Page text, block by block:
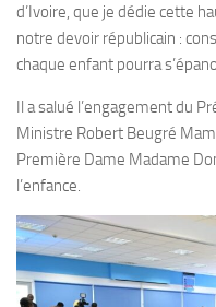
d’Ivoire, que je dédie cette
notre devoir républicain :
chaque enfant pourra
Il a salué l’engagement du
Ministre Robert Beugré
Première Dame Madame
l’enfance.